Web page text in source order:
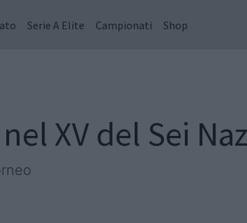
Serie A Elite Campionati Shop
XV del Sei